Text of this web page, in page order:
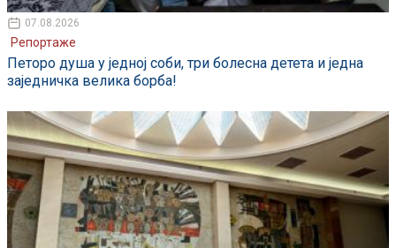
07.08.2026
Репортаже
Петоро душа у једној соби, три болесна детета и једна
заједничка велика борба!